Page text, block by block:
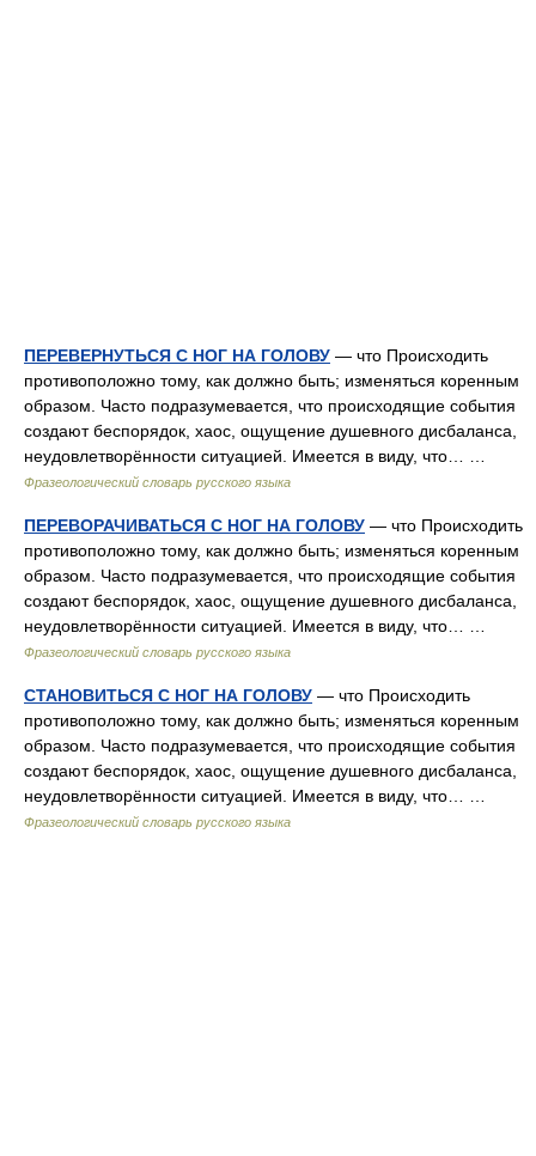
ПЕРЕВЕРНУТЬСЯ С НОГ НА ГОЛОВУ — что Происходить
противоположно тому, как должно быть; изменяться коренным
образом. Часто подразумевается, что происходящие события
создают беспорядок, хаос, ощущение душевного дисбаланса,
неудовлетворённости ситуацией. Имеется в виду, что… …
Фразеологический словарь русского языка
ПЕРЕВОРАЧИВАТЬСЯ С НОГ НА ГОЛОВУ — что Происходить
противоположно тому, как должно быть; изменяться коренным
образом. Часто подразумевается, что происходящие события
создают беспорядок, хаос, ощущение душевного дисбаланса,
неудовлетворённости ситуацией. Имеется в виду, что… …
Фразеологический словарь русского языка
СТАНОВИТЬСЯ С НОГ НА ГОЛОВУ — что Происходить
противоположно тому, как должно быть; изменяться коренным
образом. Часто подразумевается, что происходящие события
создают беспорядок, хаос, ощущение душевного дисбаланса,
неудовлетворённости ситуацией. Имеется в виду, что… …
Фразеологический словарь русского языка